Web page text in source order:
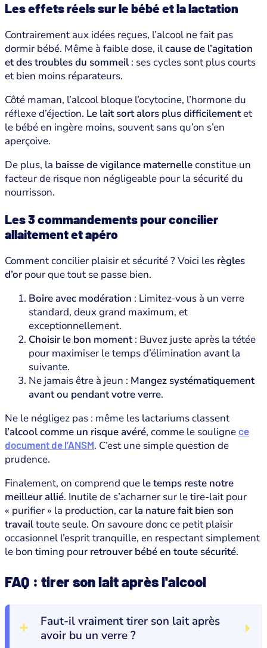
Les effets réels sur le bébé et la lactation
Contrairement aux idées reçues, l’alcool ne fait pas
dormir bébé. Même à faible dose, ilcause de l’agitation
et des troubles du sommeil : ses cycles sont plus courts
et bien moins réparateurs.
Côté maman, l’alcool bloque l’ocytocine, l’hormone du
réflexe d’éjection. Le lait sort alors plus difficilementet
le bébé en ingère moins, souvent sans qu’on s’en
aperçoive.
De plus, la baisse de vigilance maternelleconstitue un
facteur de risque non négligeable pour la sécurité du
nourrisson.
Les 3 commandements pour concilier
allaitement et apéro
Comment concilier plaisir et sécurité ? Voici les règles
d’orpour que tout se passe bien.
Boire avec modération : Limitez-vous à un verre
standard, deux grand maximum, et
exceptionnellement.
Choisir le bon moment: Buvez juste après la tétée
pour maximiser le temps d’élimination avant la
suivante.
Ne jamais être à jeun : Mangez systématiquement
avant ou pendant votre verre.
Ne le négligez pas : même les lactariums classent
l’alcool comme un risque avéré, comme le souligne ce
document de l’ANSM. C’est une simple question de
prudence.
Finalement, on comprend que le temps reste notre
meilleur allié. Inutile de s’acharner sur le tire-lait pour
« purifier » la production, car la nature fait bien son
travailtoute seule. On savoure donc ce petit plaisir
occasionnel l’esprit tranquille, en respectant simplement
le bon timing pour retrouver bébé en toute sécurité.
FAQ : tirer son lait après l'alcool
Faut-il vraiment tirer son lait après
avoir bu un verre ?